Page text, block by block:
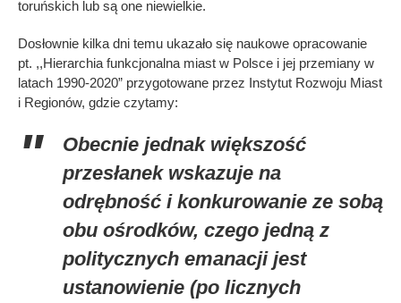
toruńskich lub są one niewielkie.
Dosłownie kilka dni temu ukazało się naukowe opracowanie
pt. ,,Hierarchia funkcjonalna miast w Polsce i jej przemiany w
latach 1990-2020” przygotowane przez Instytut Rozwoju Miast
i Regionów, gdzie czytamy:
Obecnie jednak większość
przesłanek wskazuje na
odrębność i konkurowanie ze sobą
obu ośrodków, czego jedną z
politycznych emanacji jest
ustanowienie (po licznych